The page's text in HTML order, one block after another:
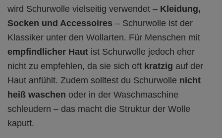
wird Schurwolle vielseitig verwendet – Kleidung,
Socken und Accessoires – Schurwolle ist der
Klassiker unter den Wollarten. Für Menschen mit
empfindlicher Haut ist Schurwolle jedoch eher
nicht zu empfehlen, da sie sich oft kratzig auf der
Haut anfühlt. Zudem solltest du Schurwolle nicht
heiß waschen oder in der Waschmaschine
schleudern – das macht die Struktur der Wolle
kaputt.